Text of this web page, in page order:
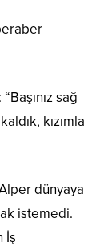
sağ
kızımla
dünyaya
istemedi.
İş